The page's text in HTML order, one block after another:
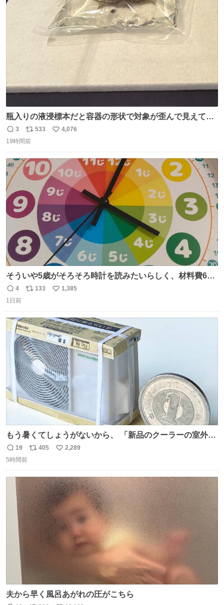
ギーのだよ」というこれ、素朴な焼菓子に見えてナポレオ
ン戦争の歴史があった。
数
瓶入りの液浸標本だと容器の形状で対象が歪んで見えてし
まうことから、なるべく歪みがない状態で観察しやすいよ
うにこのような形で保存していると前に科博の先生から教
返
信
3
リ
ポ
ト
数
533
い
数
4,076
19時間前
そういや5歳がそろそろ時計を読みたいらしく、材料費600
円で作れる知育時計作ってみた！ めっちゃ簡単！ ありがと
う先人！
返
信
4
リ
ト
数
133
い
数
1,385
1日前
もう暑くてしょうがないから、 「新品のクーラーの室外機
のミニチュア」 でも見ていってよ
返
信
19
リ
ト
数
405
い
数
2,289
5時間前
夫から早く風呂あがれの圧がこちら